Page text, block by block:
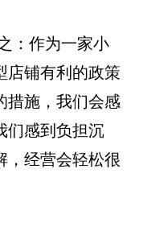
：作为一家小
店铺有利的政策
措施，我们会感
们感到负担沉
，经营会轻松很